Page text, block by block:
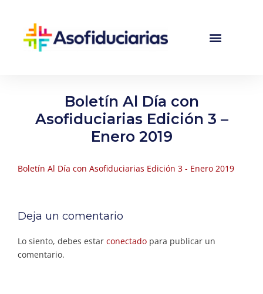
Boletín Al Día con
Asofiduciarias Edición 3 –
Enero 2019
Boletín Al Día con Asofiduciarias Edición 3 - Enero 2019
Deja un comentario
Lo siento, debes estar conectado para publicar un
comentario.